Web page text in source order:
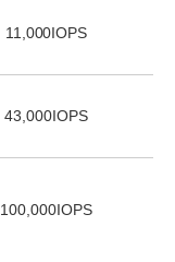
11,000IOPS
43,000IOPS
100,000IOPS